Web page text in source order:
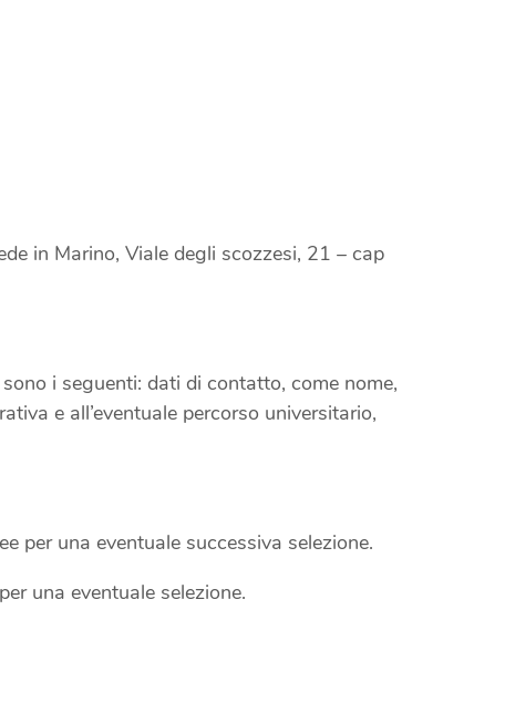
in Marino, Viale degli scozzesi, 21 – cap
i seguenti: dati di contatto, come nome,
e all’eventuale percorso universitario,
per una eventuale successiva selezione.
una eventuale selezione.